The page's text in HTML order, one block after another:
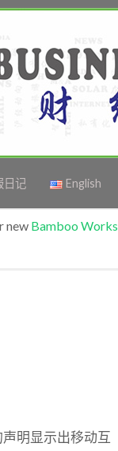
日记 English
new Bamboo Works
明显示出移动互